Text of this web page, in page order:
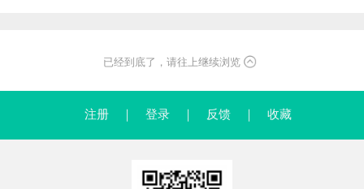
已经到底了，请往上继续浏览
注册 登录 反馈 收藏